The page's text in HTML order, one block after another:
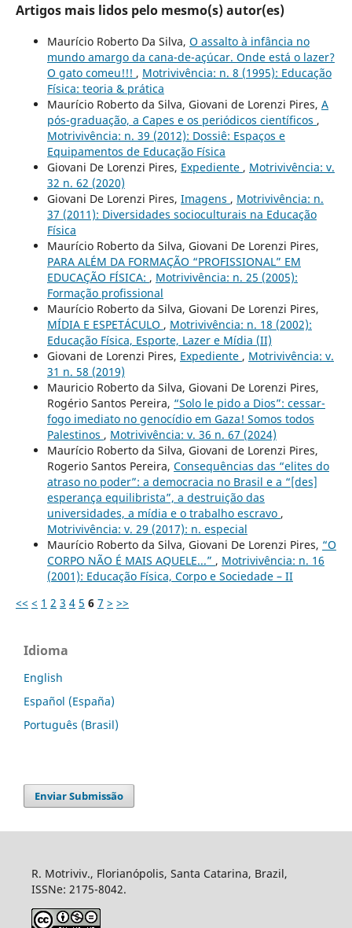
Artigos mais lidos pelo mesmo(s) autor(es)
Maurício Roberto Da Silva, O assalto à infância no
mundo amargo da cana-de-açúcar. Onde está o lazer?
O gato comeu!!! , Motrivivência: n. 8 (1995): Educação
Física: teoria & prática
Maurício Roberto da Silva, Giovani de Lorenzi Pires, A
pós-graduação, a Capes e os periódicos científicos ,
Motrivivência: n. 39 (2012): Dossiê: Espaços e
Equipamentos de Educação Física
Giovani De Lorenzi Pires, Expediente , Motrivivência: v.
32 n. 62 (2020)
Giovani De Lorenzi Pires, Imagens , Motrivivência: n.
37 (2011): Diversidades socioculturais na Educação
Física
Maurício Roberto da Silva, Giovani De Lorenzi Pires,
PARA ALÉM DA FORMAÇÃO “PROFISSIONAL” EM
EDUCAÇÃO FÍSICA: , Motrivivência: n. 25 (2005):
Formação profissional
Maurício Roberto da Silva, Giovani De Lorenzi Pires,
MÍDIA E ESPETÁCULO , Motrivivência: n. 18 (2002):
Educação Física, Esporte, Lazer e Mídia (II)
Giovani de Lorenzi Pires, Expediente , Motrivivência: v.
31 n. 58 (2019)
Mauricio Roberto da Silva, Giovani De Lorenzi Pires,
Rogério Santos Pereira, “Solo le pido a Dios”: cessar-
fogo imediato no genocídio em Gaza! Somos todos
Palestinos , Motrivivência: v. 36 n. 67 (2024)
Maurício Roberto da Silva, Giovani de Lorenzi Pires,
Rogerio Santos Pereira, Consequências das “elites do
atraso no poder”: a democracia no Brasil e a “[des]
esperança equilibrista”, a destruição das
universidades, a mídia e o trabalho escravo ,
Motrivivência: v. 29 (2017): n. especial
Maurício Roberto da Silva, Giovani De Lorenzi Pires, “O
CORPO NÃO É MAIS AQUELE...” , Motrivivência: n. 16
(2001): Educação Física, Corpo e Sociedade – II
<< < 1 2 3 4 5 6 7 > >>
Idioma
English
Español (España)
Português (Brasil)
Enviar Submissão
R. Motriviv., Florianópolis, Santa Catarina, Brazil,
ISSNe: 2175-8042.